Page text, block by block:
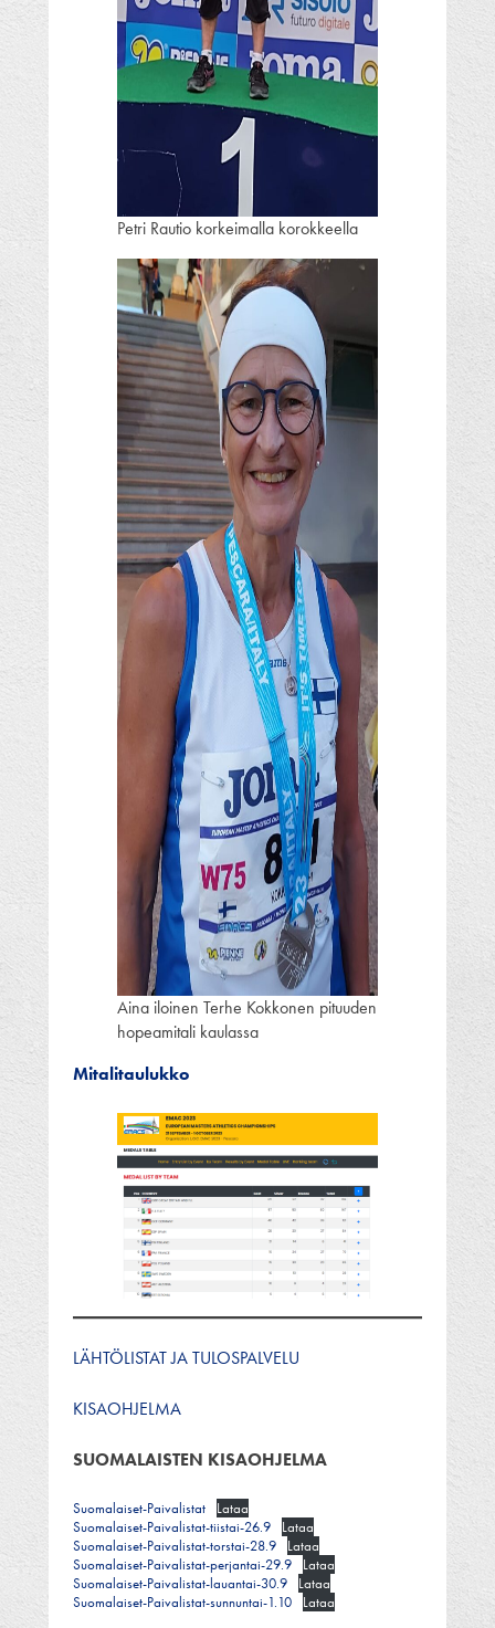
Petri Rautio korkeimalla korokkeella
Aina iloinen Terhe Kokkonen pituuden
hopeamitali kaulassa
Mitalitaulukko
LÄHTÖLISTAT JA TULOSPALVELU
KISAOHJELMA
SUOMALAISTEN KISAOHJELMA
Suomalaiset-Paivalistat
Lataa
Suomalaiset-Paivalistat-tiistai-26.9
Lataa
Suomalaiset-Paivalistat-torstai-28.9
Lataa
Suomalaiset-Paivalistat-perjantai-29.9
Lataa
Suomalaiset-Paivalistat-lauantai-30.9
Lataa
Suomalaiset-Paivalistat-sunnuntai-1.10
Lataa